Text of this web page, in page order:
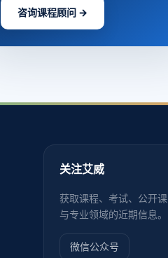
咨询课程顾问 →
关注艾威
获取课程、考试、公开课
与专业领域的近期信息。
微信公众号